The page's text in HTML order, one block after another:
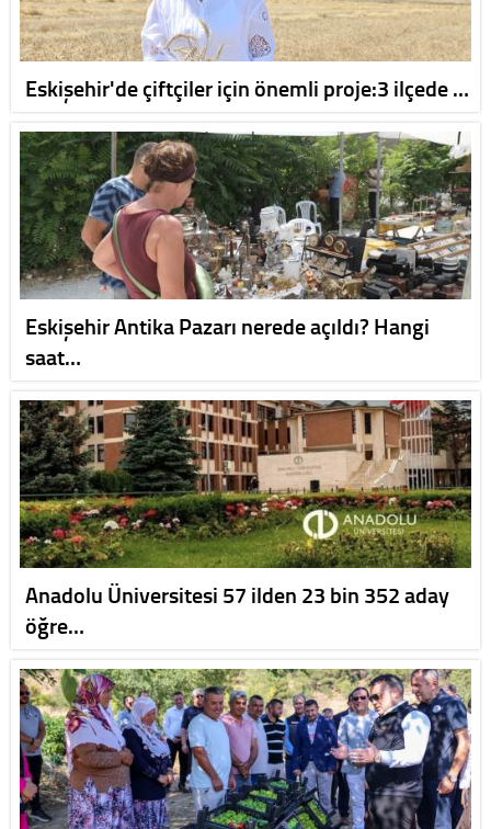
Eskişehir'de çiftçiler için önemli proje:3 ilçede …
Eskişehir Antika Pazarı nerede açıldı? Hangi
saat…
Anadolu Üniversitesi 57 ilden 23 bin 352 aday
öğre…